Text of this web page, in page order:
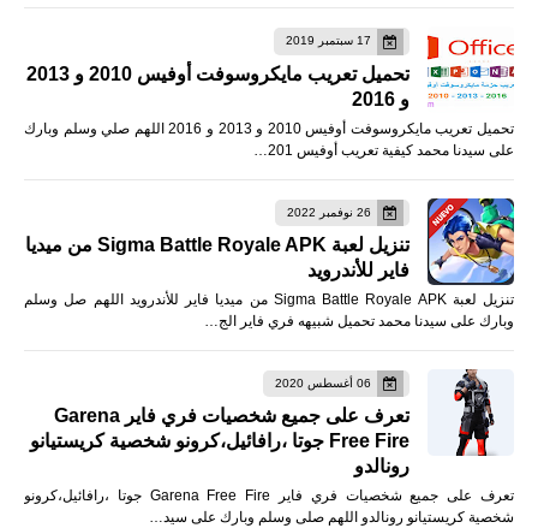
17 سبتمبر 2019
تحميل تعريب مايكروسوفت أوفيس 2010 و 2013
و 2016
تحميل تعريب مايكروسوفت أوفيس 2010 و 2013 و 2016 اللهم صلي وسلم وبارك
على سيدنا محمد كيفية تعريب أوفيس 201…
26 نوفمبر 2022
تنزيل لعبة Sigma Battle Royale APK من ميديا
فاير للأندرويد
تنزيل لعبة Sigma Battle Royale APK من ميديا فاير للأندرويد اللهم صل وسلم
وبارك على سيدنا محمد تحميل شبيهه فري فاير الج…
06 أغسطس 2020
تعرف على جميع شخصيات فري فاير Garena
Free Fire جوتا ،رافائيل،كرونو شخصية كريستيانو
رونالدو
تعرف على جميع شخصيات فري فاير Garena Free Fire جوتا ،رافائيل،كرونو
شخصية كريستيانو رونالدو اللهم صلى وسلم وبارك على سيد…